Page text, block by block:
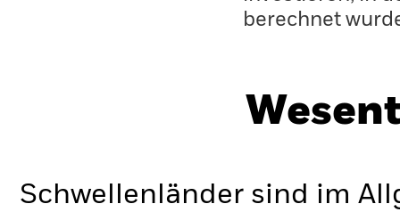
berechnet
Schwellenländer sind im